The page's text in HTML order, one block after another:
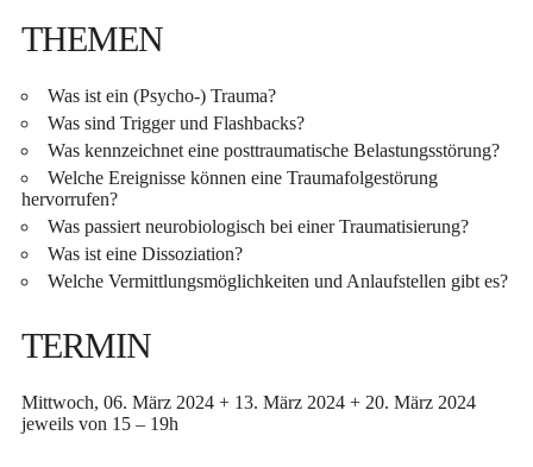
THEMEN
Was ist ein (Psycho-) Trauma?
Was sind Trigger und Flashbacks?
Was kennzeichnet eine posttraumatische Belastungsstörung?
Welche Ereignisse können eine Traumafolgestörung
hervorrufen?
Was passiert neurobiologisch bei einer Traumatisierung?
Was ist eine Dissoziation?
Welche Vermittlungsmöglichkeiten und Anlaufstellen gibt es?
TERMIN
Mittwoch, 06. März 2024 + 13. März 2024 + 20. März 2024
jeweils von 15 – 19h